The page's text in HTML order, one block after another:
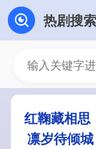
热剧搜索
红鞠藏相思
凛岁待倾城